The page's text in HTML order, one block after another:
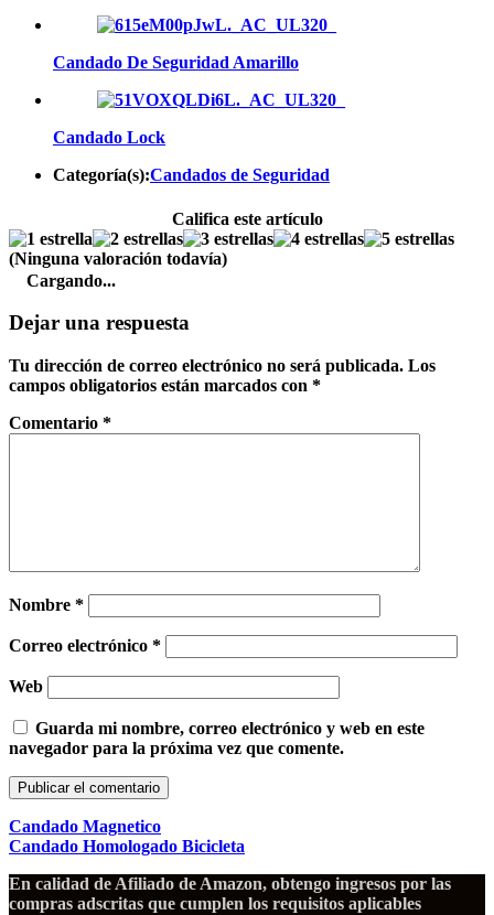
Candado De Seguridad Amarillo
Candado Lock
Categoría(s):Candados de Seguridad
Califica este artículo
(Ninguna valoración todavía)
Cargando...
Dejar una respuesta
Tu dirección de correo electrónico no será publicada. Los
campos obligatorios están marcados con *
Comentario *
Nombre *
Correo electrónico *
Web
Guarda mi nombre, correo electrónico y web en este
navegador para la próxima vez que comente.
Candado Magnetico
Candado Homologado Bicicleta
En calidad de Afiliado de Amazon, obtengo ingresos por las
compras adscritas que cumplen los requisitos aplicables